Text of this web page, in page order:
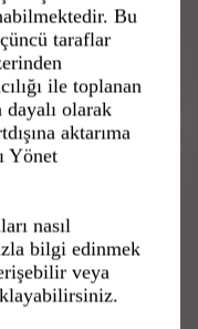
ise estetik bir
DS Automobiles iç
kaybolabilir.
sürekli olarak
alan ve hacim
düşünüldü.
hem görsel
Bu
taraflar
ile toplanan
dayalı olarak
aktarıma
Yönet
nasıl
bilgi edinmek
veya